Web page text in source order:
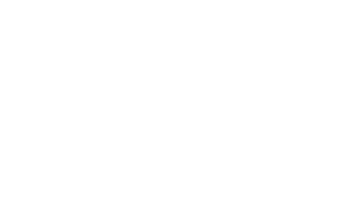
de Guindaste